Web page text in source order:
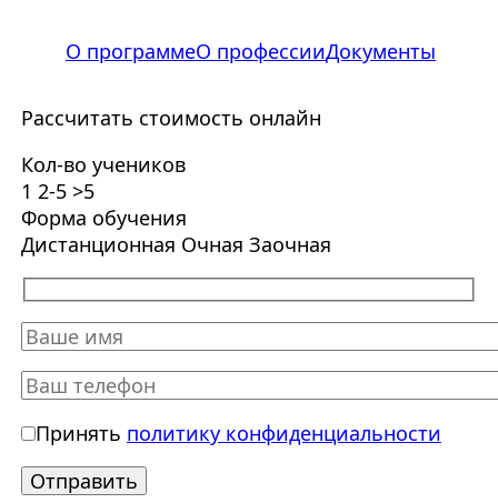
О программеО профессииДокументы
Рассчитать стоимость онлайн
Кол-во учеников
1 2-5 >5
Форма обучения
Дистанционная Очная Заочная
Принять политику конфиденциальности